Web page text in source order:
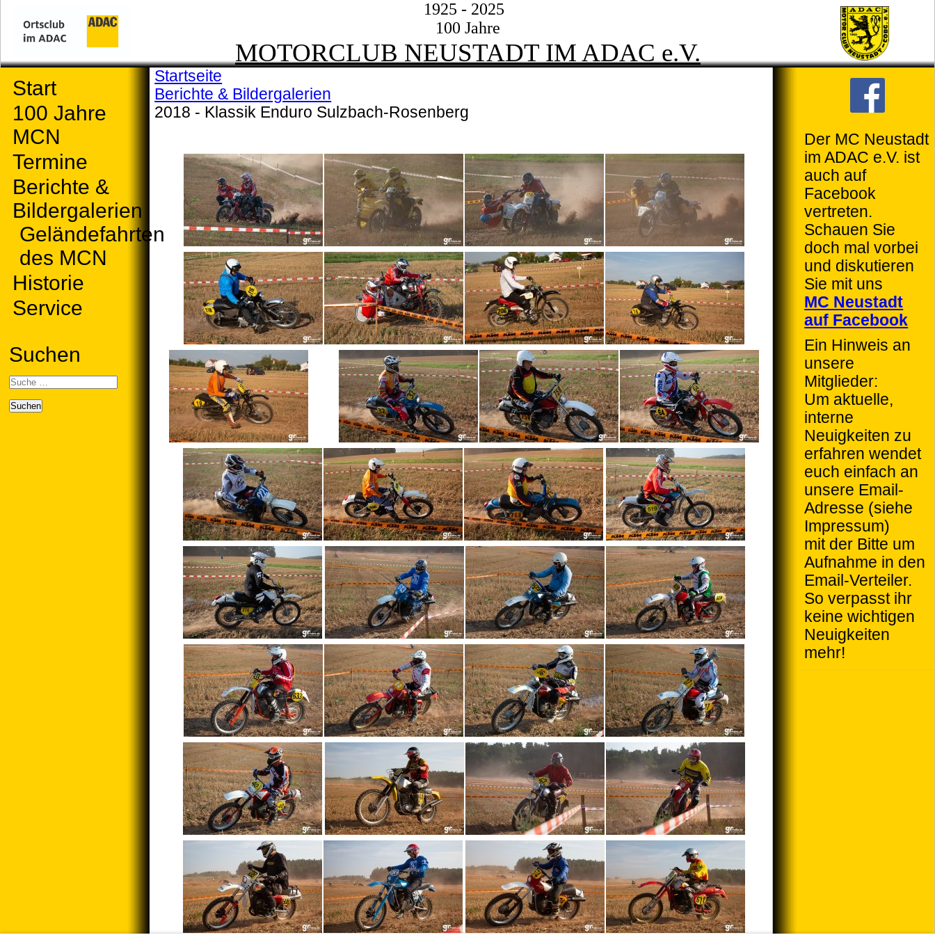
1925 - 2025
100 Jahre
MOTORCLUB NEUSTADT IM ADAC e.V.
Start
100 Jahre
MCN
Termine
Berichte &
Bildergalerien
Geländefahrten
des MCN
Historie
Service
Suchen
Suchen
Startseite
Berichte & Bildergalerien
2018 - Klassik Enduro Sulzbach-Rosenberg
Der MC Neustadt
im ADAC e.V. ist
auch auf
Facebook
vertreten.
Schauen Sie
doch mal vorbei
und diskutieren
Sie mit uns
MC Neustadt
auf Facebook
Ein Hinweis an
unsere
Mitglieder:
Um aktuelle,
interne
Neuigkeiten zu
erfahren wendet
euch einfach an
unsere Email-
Adresse (siehe
Impressum)
mit der Bitte um
Aufnahme in den
Email-Verteiler.
So verpasst ihr
keine wichtigen
Neuigkeiten
mehr!